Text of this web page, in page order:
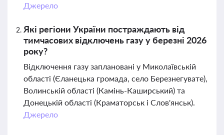
Джерело
Які регіони України постраждають від
тимчасових відключень газу у березні 2026
року?
Відключення газу заплановані у Миколаївській
області (Єланецька громада, село Березнегувате),
Волинській області (Камінь-Каширський) та
Донецькій області (Краматорськ і Слов'янськ).
Джерело